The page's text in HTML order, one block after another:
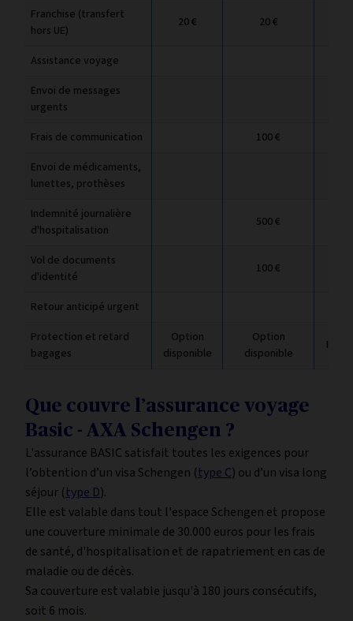
Franchise (transfert
hors UE)
20 € 20 €
Assistance voyage
Envoi de messages
urgents
Frais de communication
100 €
Envoi de médicaments,
lunettes, prothèses
Indemnité journalière
d'hospitalisation
500 €
Vol de documents
d'identité
100 €
Retour anticipé urgent
Protection et retard
bagages
Option
disponible
Option
disponible
Que couvre l’assurance voyage
Basic - AXA Schengen ?
L'assurance BASIC satisfait toutes les exigences pour
l’obtention d’un visa Schengen (type C) ou d’un visa long
séjour (type D).
Elle est valable dans tout l'espace Schengen et propose
une couverture minimale de 30.000 euros pour les frais
de santé, d'hospitalisation et de rapatriement en cas de
maladie ou de décès.
Sa couverture est valable jusqu'à 180 jours consécutifs,
soit 6 mois.